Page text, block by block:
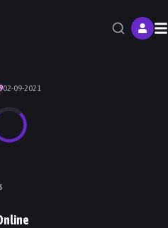
02-09-2021